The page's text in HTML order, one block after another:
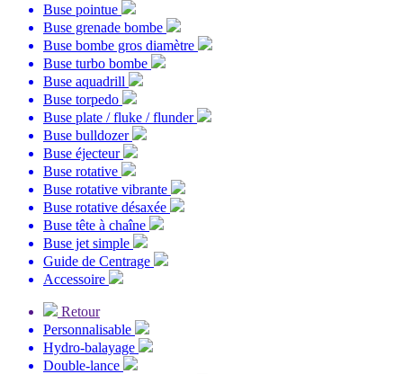
Buse pointue
Buse grenade bombe
Buse bombe gros diamètre
Buse turbo bombe
Buse aquadrill
Buse torpedo
Buse plate / fluke / flunder
Buse bulldozer
Buse éjecteur
Buse rotative
Buse rotative vibrante
Buse rotative désaxée
Buse tête à chaîne
Buse jet simple
Guide de Centrage
Accessoire
Retour
Personnalisable
Hydro-balayage
Double-lance